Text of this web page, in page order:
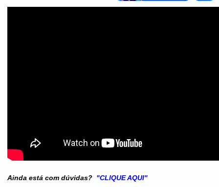
Ainda está com dúvidas? "CLIQUE AQUI"